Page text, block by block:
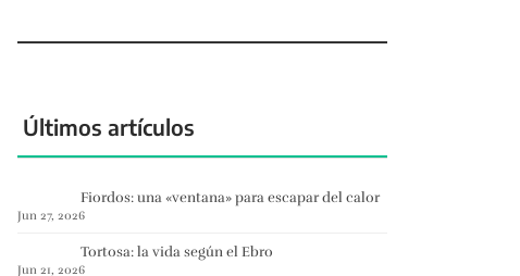
Últimos artículos
Fiordos: una «ventana» para escapar del calor
Jun 27, 2026
Tortosa: la vida según el Ebro
Jun 21, 2026